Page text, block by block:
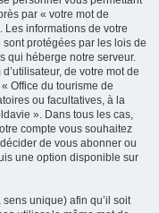
par « votre mot de
informations de votre
protégées par les lois de
qui héberge notre serveur.
de votre mot de
Office du tourisme de
ou facultatives, à la
». Dans tous les cas,
compte vous souhaitez
de vous abonner ou
une option disponible sur
unique) afin qu’il soit